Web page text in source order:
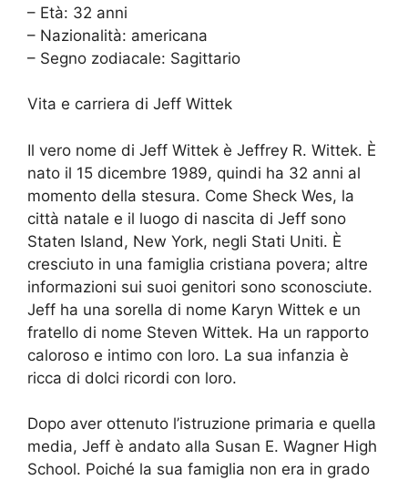
– Età: 32 anni
– Nazionalità: americana
– Segno zodiacale: Sagittario
Vita e carriera di Jeff Wittek
Il vero nome di Jeff Wittek è Jeffrey R. Wittek. È
nato il 15 dicembre 1989, quindi ha 32 anni al
momento della stesura. Come Sheck Wes, la
città natale e il luogo di nascita di Jeff sono
Staten Island, New York, negli Stati Uniti. È
cresciuto in una famiglia cristiana povera; altre
informazioni sui suoi genitori sono sconosciute.
Jeff ha una sorella di nome Karyn Wittek e un
fratello di nome Steven Wittek. Ha un rapporto
caloroso e intimo con loro. La sua infanzia è
ricca di dolci ricordi con loro.
Dopo aver ottenuto l’istruzione primaria e quella
media, Jeff è andato alla Susan E. Wagner High
School. Poiché la sua famiglia non era in grado